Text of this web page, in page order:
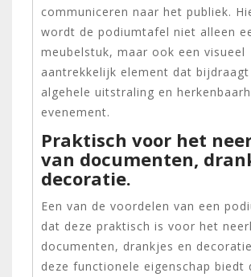
communiceren naar het publiek.
wordt de podiumtafel niet alleen
meubelstuk, maar ook een visueel
aantrekkelijk element dat bijdraagt
algehele uitstraling en
evenement.
Praktisch voor het
van documenten,
decoratie.
Een van de voordelen van een
dat deze praktisch is voor het
documenten, drankjes en
deze functionele eigenschap biedt